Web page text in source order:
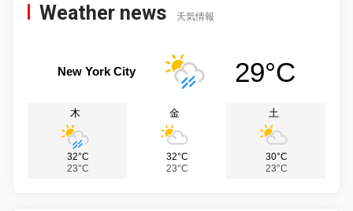
Weather news 天気情報
New York City 29°C
木
32°C
23°C
金
32°C
23°C
土
30°C
23°C